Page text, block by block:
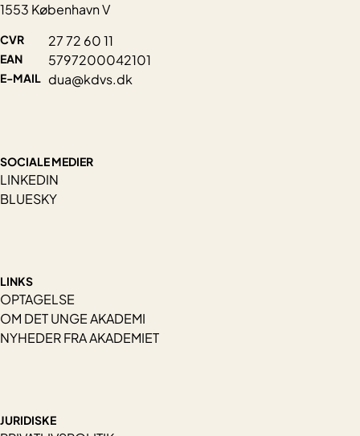
1553 København V
CVR 27 72 60 11
EAN 5797200042101
E-MAIL dua@kdvs.dk
SOCIALE MEDIER
LINKEDIN
BLUESKY
LINKS
OPTAGELSE
OM DET UNGE AKADEMI
NYHEDER FRA AKADEMIET
JURIDISKE